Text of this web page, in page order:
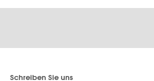
Schreiben Sie uns